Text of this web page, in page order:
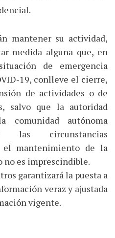
mantener su actividad,
medida alguna que, en
de emergencia
19, conlleve el cierre,
de actividades o de
salvo que la autoridad
comunidad autónoma
las circunstancias
el mantenimiento de la
no es imprescindible.
garantizará la puesta a
veraz y ajustada
vigente.